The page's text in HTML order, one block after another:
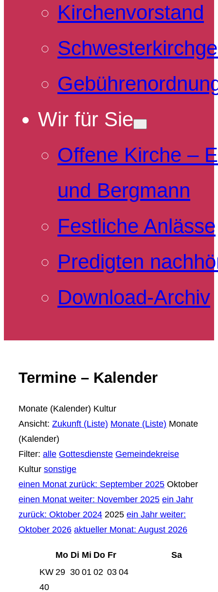
Kirchenvorstand
Wir für Sie
Offene Kirche –
und Bergmann
Festliche Anlässe
Predigten
Download-Archiv
Termine – Kalender
Monate (Kalender) Kultur
Ansicht: Zukunft (Liste) Monate (Liste) Monate
(Kalender)
Filter: alle Gottesdienste Gemeindekreise
Kultur sonstige
einen Monat zurück: September 2025 Oktober
einen Monat weiter: November 2025 ein Jahr
zurück: Oktober 2024 2025 ein Jahr weiter:
Oktober 2026 aktueller Monat: August 2026
Mo Di Mi Do Fr
Sa
KW
40
29 300102 0304